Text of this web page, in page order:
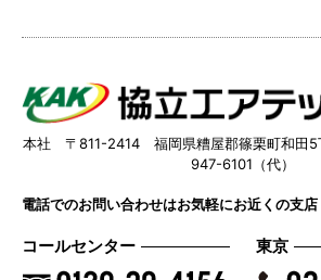
本社 〒811-2414 福岡県糟屋郡篠栗町和田
947-6101（代）
電話でのお問い合わせはお気軽にお近くの支
コールセンター 東京